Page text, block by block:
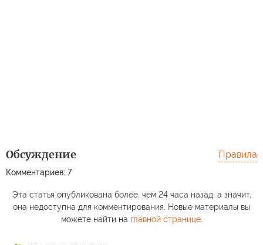
Обсуждение
Комментариев: 7
Правила
Эта статья опубликована более, чем 24 часа назад, а значит,
она недоступна для комментирования. Новые материалы вы
можете найти на главной странице.